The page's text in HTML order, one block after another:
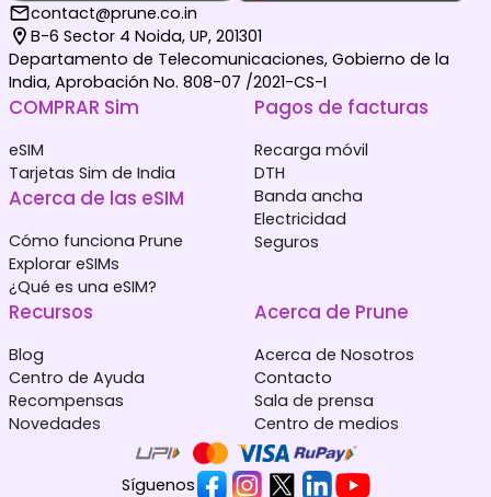
contact@prune.co.in
B-6 Sector 4 Noida, UP, 201301
Departamento de Telecomunicaciones, Gobierno de la
India, Aprobación No. 808-07 /2021-CS-I
COMPRAR Sim
eSIM
Tarjetas Sim de India
Acerca de las eSIM
Cómo funciona Prune
Explorar eSIMs
¿Qué es una eSIM?
Pagos de facturas
Recarga móvil
DTH
Banda ancha
Electricidad
Seguros
Recursos
Blog
Centro de Ayuda
Recompensas
Novedades
Acerca de Prune
Acerca de Nosotros
Contacto
Sala de prensa
Centro de medios
Síguenos